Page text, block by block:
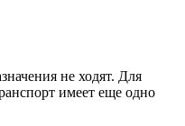
не ходят. Для
имеет еще одно